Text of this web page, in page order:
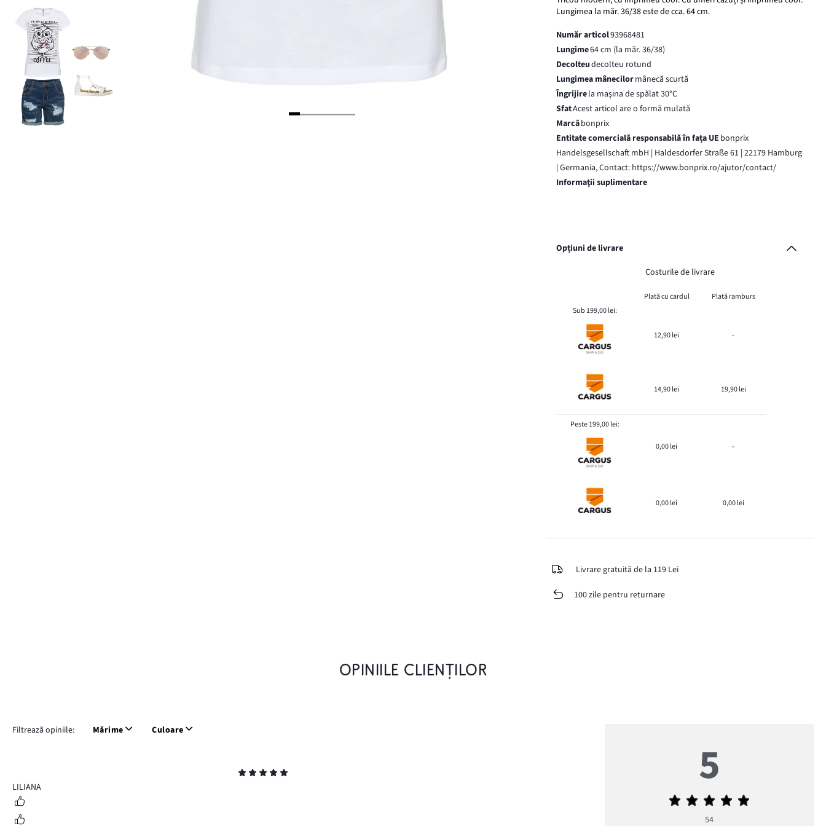
Lungimea la măr. 36/38 este de cca. 64 cm.
Număr articol93968481
Lungime64 cm (la măr. 36/38)
Decolteudecolteu rotund
Lungimea mânecilormânecă scurtă
Îngrijirela maşina de spălat 30°C
SfatAcest articol are o formă mulată
Marcăbonprix
Entitate comercială responsabilă în fața UE bonprix
Handelsgesellschaft mbH | Haldesdorfer Straße 61 | 22179 Hamburg
| Germania, Contact: https://www.bonprix.ro/ajutor/contact/
Informaţii suplimentare
Opțiuni de livrare
Costurile de livrare
Plată cu cardul
Plată ramburs
Sub 199,00 lei:
12,90 lei -
14,90 lei 19,90 lei
Peste 199,00 lei:
0,00 lei -
0,00 lei 0,00 lei
Livrare gratuită de la 119 Lei
100 zile pentru returnare
OPINIILE CLIENȚILOR
Filtrează opiniile: Mărime Culoare
5LILIANA 5
Evaluarea
54